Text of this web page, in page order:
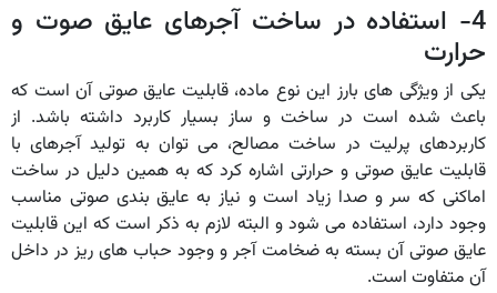
4- استفاده در ساخت آجرهای عایق صوت و
حرارت
یکی از ویژگی های بارز این نوع ماده، قابلیت عایق صوتی آن است که
باعث شده است در ساخت و ساز بسیار کاربرد داشته باشد. از
کاربردهای پرلیت در ساخت مصالح، می توان به تولید آجرهای با
قابلیت عایق صوتی و حرارتی اشاره کرد که به همین دلیل در ساخت
اماکنی که سر و صدا زیاد است و نیاز به عایق بندی صوتی مناسب
وجود دارد، استفاده می شود و البته لازم به ذکر است که این قابلیت
عایق صوتی آن بسته به ضخامت آجر و وجود حباب های ریز در داخل
آن متفاوت است.